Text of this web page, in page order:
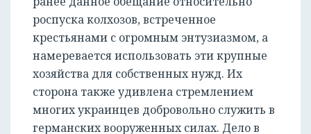
роспуска колхозов, встреченное
крестьянами с огромным энтузиазмом, а
намеревается использовать эти крупные
хозяйства для собственных нужд. Их
сторона также удивлена стремлением
многих украинцев добровольно служить в
германских вооруженных силах. Дело в